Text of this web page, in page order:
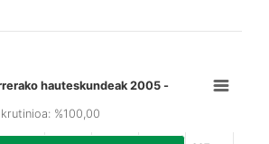
hauteskundeak 2005 -
%100,00